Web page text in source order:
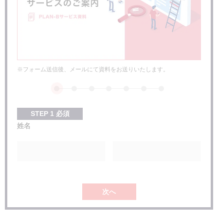
※フォーム送信後、メールにて資料をお送りいたします。
STEP 1 必須
姓名
次へ